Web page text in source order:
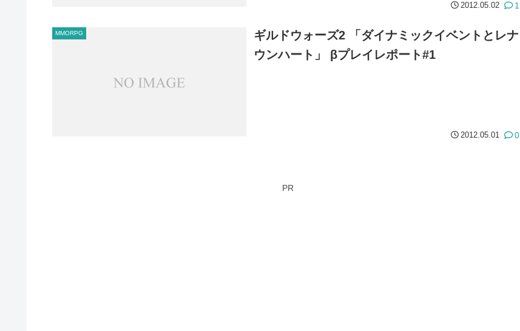
2012.05.02 1
MMORPG
ギルドウォーズ2 「ダイナミックイベントとレナ
ウンハート」 βプレイレポート#1
2012.05.01 0
PR